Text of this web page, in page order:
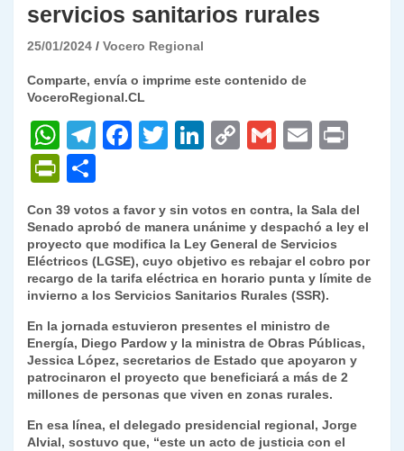
servicios sanitarios rurales
25/01/2024 Vocero Regional
Comparte, envía o imprime este contenido de
VoceroRegional.CL
W
h
at
s
A
p
p
T
gr
a
m
F
e
b
o
o
k
T
er
Li
e
dI
n
C
y
Li
n
k
G
l
E
l
P
ri
nt
Fr
ie
n
dl
y
m
p
ar
tir
Con 39 votos a favor y sin votos en contra, la Sala del
Senado aprobó de manera unánime y despachó a ley el
proyecto que modifica la Ley General de Servicios
Eléctricos (LGSE), cuyo objetivo es rebajar el cobro por
recargo de la tarifa eléctrica en horario punta y límite de
invierno a los Servicios Sanitarios Rurales (SSR).
En la jornada estuvieron presentes el ministro de
Energía, Diego Pardow y la ministra de Obras Públicas,
Jessica López, secretarios de Estado que apoyaron y
patrocinaron el proyecto que beneficiará a más de 2
millones de personas que viven en zonas rurales.
En esa línea, el delegado presidencial regional, Jorge
Alvial, sostuvo que, “este un acto de justicia con el